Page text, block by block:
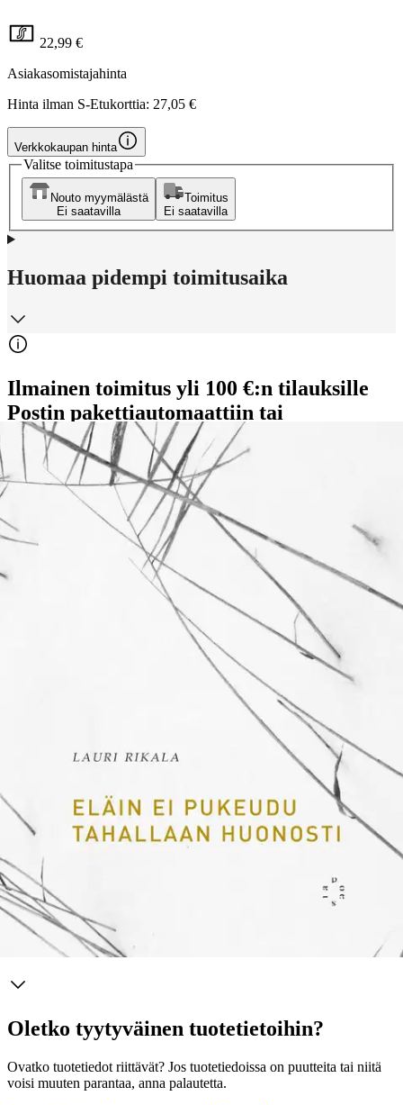
22,99 €
Asiakasomistajahinta
Hinta ilman S-Etukorttia: 27,05 €
Verkkokaupan hinta
Valitse toimitustapa
Nouto myymälästä
Ei saatavilla
Toimitus
Ei saatavilla
Huomaa pidempi toimitusaika
Ilmainen toimitus yli 100 €:n tilauksille
Postin pakettiautomaattiin tai
palvelupisteeseen!
Etu ei koske Suuri‑lisäpalvelulla toimitettavia tuotteita.
Tarkista myymäläsaatavuus
Eläin ei pukeudu tahallaan huonosti on jyväskyläläisen Lauri
Rikalan aforismikokoelma, joka liikehtii yksinäisyyden, uskon ja
todellisen bermudankolmiossa arvaamattomasti tarkennellen.
Rikalan komiikka on mustaa, mutta yhtä väkeviä ovat myös hänen
valonsävyiset läsnäolotodistuksensa. Tässä kontrastissa piirtyvät
esiin filosofin, lyyrikon ja ulkopuolisen havainnot maailmasta, joka
ajaa samaan vieraantuneisuuteen yhä useammat meistä.
Ominaisuudet
Oletko tyytyväinen tuotetietoihin?
Ovatko tuotetiedot riittävät? Jos tuotetiedoissa on puutteita tai niitä
voisi muuten parantaa, anna palautetta.